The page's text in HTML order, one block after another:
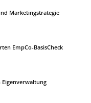
Marketingstrategie
EmpCo-BasisCheck
Eigenverwaltung